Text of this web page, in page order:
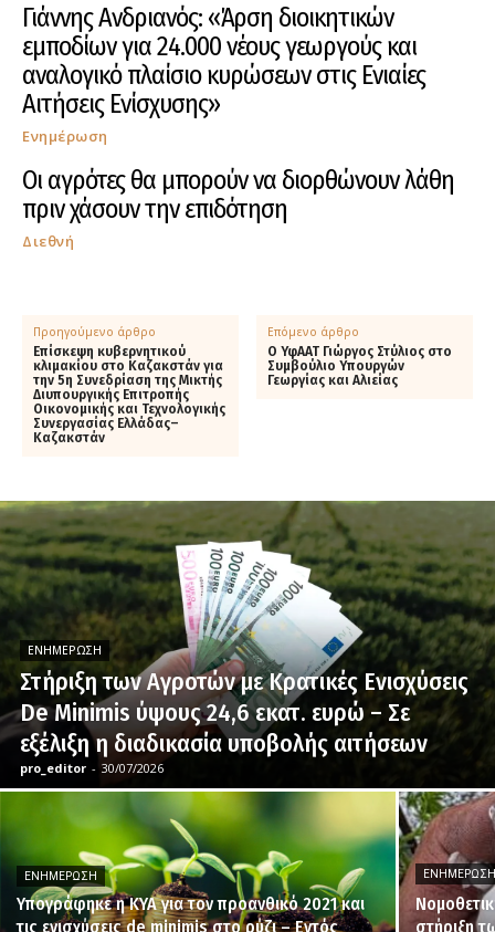
Γιάννης Ανδριανός: «Άρση διοικητικών
εμποδίων για 24.000 νέους γεωργούς και
αναλογικό πλαίσιο κυρώσεων στις Ενιαίες
Αιτήσεις Ενίσχυσης»
Ενημέρωση
Οι αγρότες θα μπορούν να διορθώνουν λάθη
πριν χάσουν την επιδότηση
Διεθνή
Προηγούμενο άρθρο
Επίσκεψη κυβερνητικού
κλιμακίου στο Καζακστάν για
την 5η Συνεδρίαση της Μικτής
Διυπουργικής Επιτροπής
Οικονομικής και Τεχνολογικής
Συνεργασίας Ελλάδας–
Καζακστάν
Επόμενο άρθρο
Ο ΥφΑΑΤ Γιώργος Στύλιος στο
Συμβούλιο Υπουργών
Γεωργίας και Αλιείας
ΕΝΗΜΈΡΩΣΗ
Στήριξη των Αγροτών με Κρατικές Ενισχύσεις
De Minimis ύψους 24,6 εκατ. ευρώ – Σε
εξέλιξη η διαδικασία υποβολής αιτήσεων
pro_editor - 30/07/2026
ΕΝΗΜΈΡΩΣΗ
Υπογράφηκε η ΚΥΑ για τον προανθικό 2021 και
τις ενισχύσεις de minimis στο ρύζι – Εντός
στήριξη